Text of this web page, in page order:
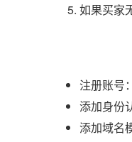
如果买家
注册账号：
添加身份
添加域名